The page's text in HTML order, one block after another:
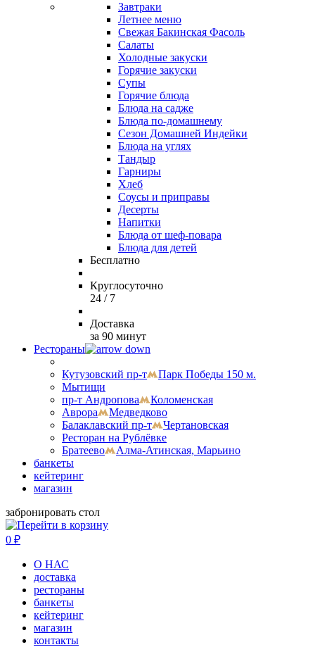
Завтраки
Летнее меню
Свежая Бакинская Фасоль
Салаты
Холодные закуски
Горячие закуски
Супы
Горячие блюда
Блюда на садже
Блюда по-домашнему
Сезон Домашней Индейки
Блюда на углях
Тандыр
Гарниры
Хлеб
Соусы и приправы
Десерты
Напитки
Блюда от шеф-повара
Блюда для детей
Бесплатно
Круглосуточно
24 / 7
Доставка
за 90 минут
Рестораны
Кутузовский пр-т
Парк Победы 150 м.
Мытищи
пр-т Андропова
Коломенская
Аврора
Медведково
Балаклавский пр-т
Чертановская
Ресторан на Рублёвке
Братеево
Алма-Атинская, Марьино
банкеты
кейтеринг
магазин
забронировать стол
0 ₽
О НАС
доставка
рестораны
банкеты
кейтеринг
магазин
контакты